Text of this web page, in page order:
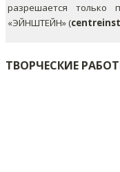
разрешается
«ЭЙНШТЕЙН» (
ТВОРЧЕСКИЕ